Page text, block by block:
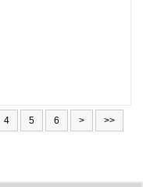
4 5 6 > >>